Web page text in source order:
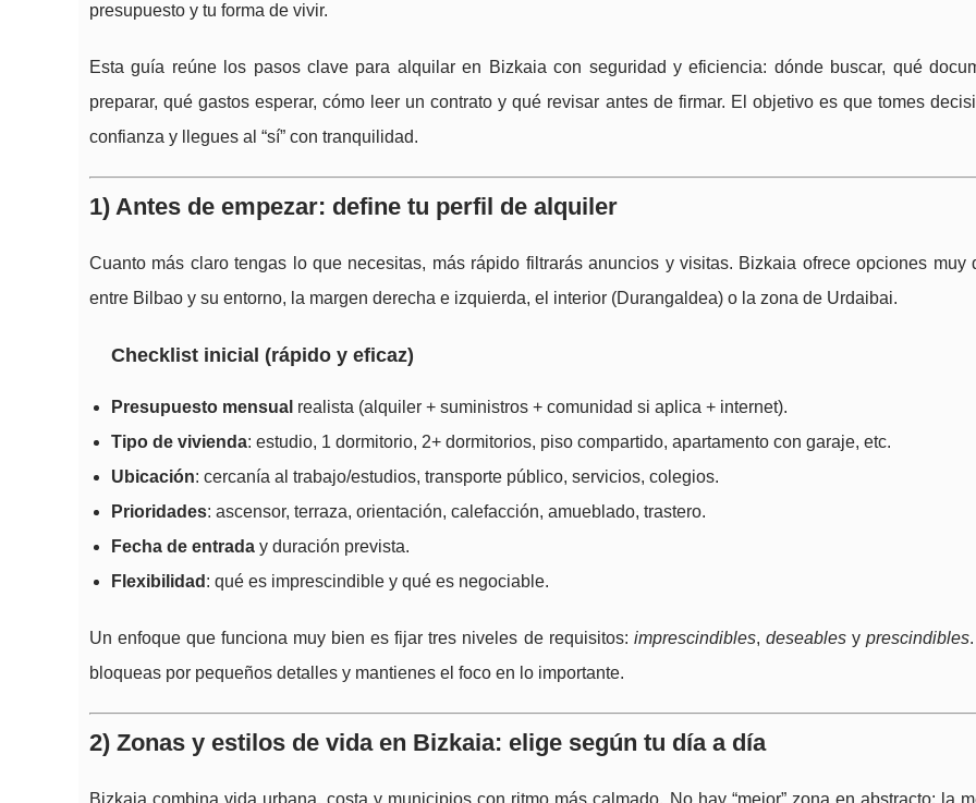
presupuesto y tu forma de vivir.
Esta guía reúne los pasos clave para alquilar en Bizkaia con seguridad y eficiencia: dónde buscar, qué
preparar, qué gastos esperar, cómo leer un contrato y qué revisar antes de firmar. El objetivo es que tomes
confianza y llegues al “sí” con tranquilidad.
1) Antes de empezar: define tu perfil de alquiler
Cuanto más claro tengas lo que necesitas, más rápido filtrarás anuncios y visitas. Bizkaia ofrece opciones muy
entre Bilbao y su entorno, la margen derecha e izquierda, el interior (Durangaldea) o la zona de Urdaibai.
Checklist inicial (rápido y eficaz)
Presupuesto mensual realista (alquiler + suministros + comunidad si aplica + internet).
Tipo de vivienda: estudio, 1 dormitorio, 2+ dormitorios, piso compartido, apartamento con garaje, etc.
Ubicación: cercanía al trabajo/estudios, transporte público, servicios, colegios.
Prioridades: ascensor, terraza, orientación, calefacción, amueblado, trastero.
Fecha de entrada y duración prevista.
Flexibilidad : qué es imprescindible y qué es negociable.
Un enfoque que funciona muy bien es fijar tres niveles de requisitos: imprescindibles, deseablesy prescindibles
bloqueas por pequeños detalles y mantienes el foco en lo importante.
2) Zonas y estilos de vida en Bizkaia: elige según tu día a día